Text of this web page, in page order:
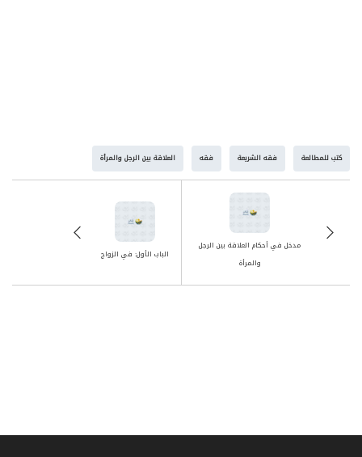
كتب للمطالعة فقه الشريعة فقه العلاقة بين الرجل والمرأة
الباب الأول: في الزواج
مدخل في أحكام العلاقة بين الرجل
والمرأة